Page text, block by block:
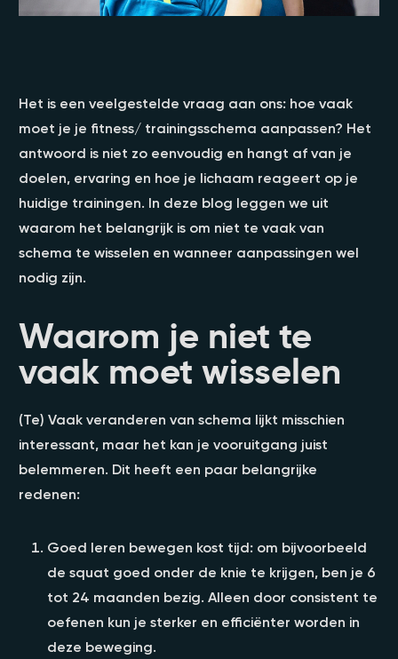
Het is een veelgestelde vraag aan ons: hoe vaak
moet je je fitness/ trainingsschema aanpassen? Het
antwoord is niet zo eenvoudig en hangt af van je
doelen, ervaring en hoe je lichaam reageert op je
huidige trainingen. In deze blog leggen we uit
waarom het belangrijk is om niet te vaak van
schema te wisselen en wanneer aanpassingen wel
nodig zijn.
Waarom je niet te
vaak moet wisselen
(Te) Vaak veranderen van schema lijkt misschien
interessant, maar het kan je vooruitgang juist
belemmeren. Dit heeft een paar belangrijke
redenen:
Goed leren bewegen kost tijd: om bijvoorbeeld
de squat goed onder de knie te krijgen, ben je 6
tot 24 maanden bezig. Alleen door consistent te
oefenen kun je sterker en efficiënter worden in
deze beweging.